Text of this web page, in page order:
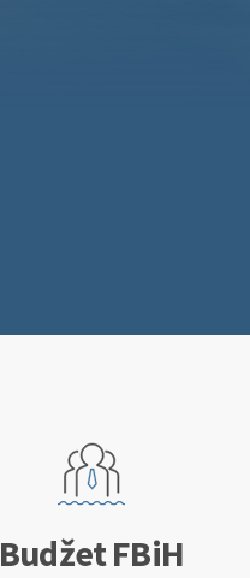
Budžet FBiH